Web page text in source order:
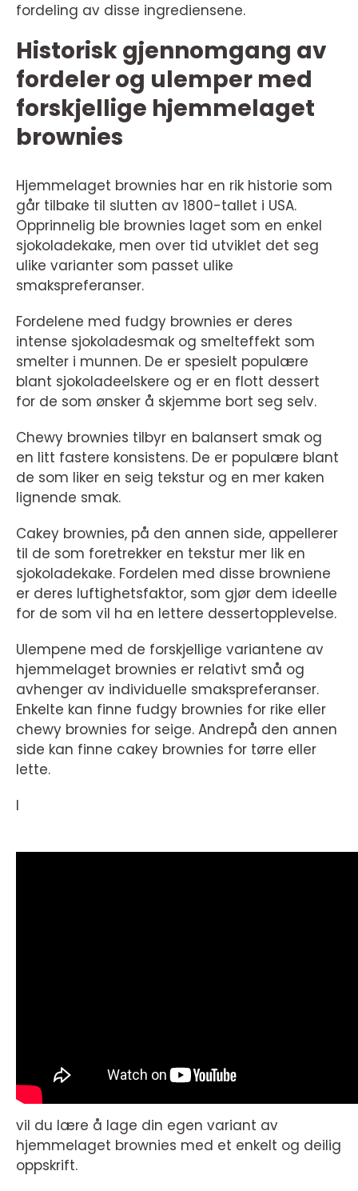
fordeling av disse ingrediensene.
Historisk gjennomgang av
fordeler og ulemper med
forskjellige hjemmelaget
brownies
Hjemmelaget brownies har en rik historie som
går tilbake til slutten av 1800-tallet i USA.
Opprinnelig ble brownies laget som en enkel
sjokoladekake, men over tid utviklet det seg
ulike varianter som passet ulike
smakspreferanser.
Fordelene med fudgy brownies er deres
intense sjokoladesmak og smelteffekt som
smelter i munnen. De er spesielt populære
blant sjokoladeelskere og er en flott dessert
for de som ønsker å skjemme bort seg selv.
Chewy brownies tilbyr en balansert smak og
en litt fastere konsistens. De er populære blant
de som liker en seig tekstur og en mer kaken
lignende smak.
Cakey brownies, på den annen side, appellerer
til de som foretrekker en tekstur mer lik en
sjokoladekake. Fordelen med disse browniene
er deres luftighetsfaktor, som gjør dem ideelle
for de som vil ha en lettere dessertopplevelse.
Ulempene med de forskjellige variantene av
hjemmelaget brownies er relativt små og
avhenger av individuelle smakspreferanser.
Enkelte kan finne fudgy brownies for rike eller
chewy brownies for seige. Andrepå den annen
side kan finne cakey brownies for tørre eller
lette.
I
vil du lære å lage din egen variant av
hjemmelaget brownies med et enkelt og deilig
oppskrift.